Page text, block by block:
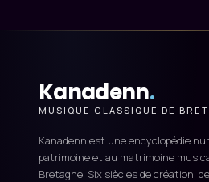
Kanadenn.
MUSIQUE CLASSIQUE DE
Kanadenn est une encyclopédie
patrimoine et au matrimoine
Bretagne. Six siècles de création,